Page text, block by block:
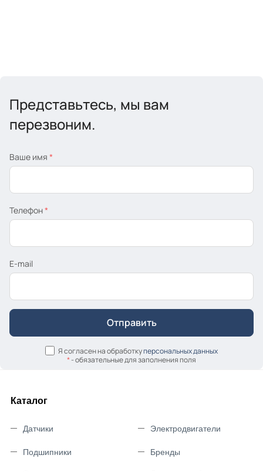
Представьтесь, мы вам
перезвоним.
Ваше имя *
Телефон*
E-mail
Я согласен на обработкуперсональных данных
*- обязательные для заполнения поля
Каталог
Датчики
Подшипники
Электродвигатели
Бренды